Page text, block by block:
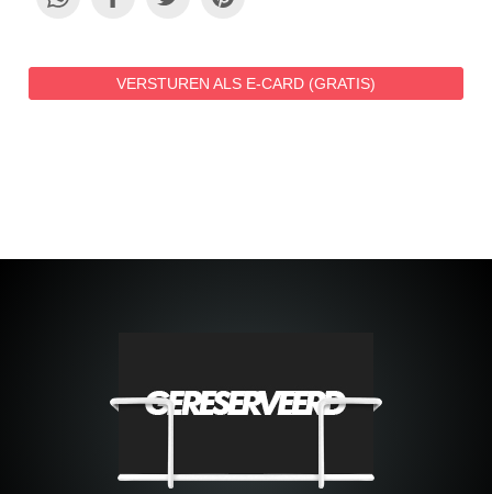
VERSTUREN ALS E-CARD (GRATIS)